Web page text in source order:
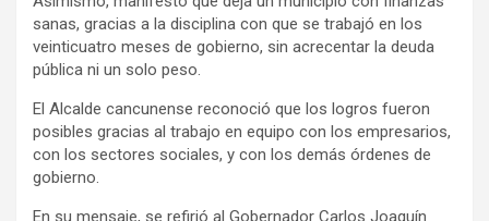
sanas, gracias a la disciplina con que se trabajó en los
veinticuatro meses de gobierno, sin acrecentar la deuda
pública ni un solo peso.
El Alcalde cancunense reconoció que los logros fueron
posibles gracias al trabajo en equipo con los empresarios,
con los sectores sociales, y con los demás órdenes de
gobierno.